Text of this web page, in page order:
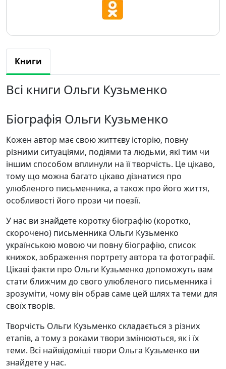
Книги
Всі книги Ольги Кузьменко
Біографія Ольги Кузьменко
Кожен автор має свою життєву історію, повну
різними ситуаціями, подіями та людьми, які тим чи
іншим способом вплинули на її творчість. Це цікаво,
тому що можна багато цікаво дізнатися про
улюбленого письменника, а також про його життя,
особливості його прози чи поезії.
У нас ви знайдете коротку біографію (коротко,
скорочено) письменника Ольги Кузьменко
українською мовою чи повну біографію, список
книжок, зображення портрету автора та фотографії.
Цікаві факти про Ольги Кузьменко допоможуть вам
стати ближчим до свого улюбленого письменника і
зрозуміти, чому він обрав саме цей шлях та теми для
своїх творів.
Творчість Ольги Кузьменко складається з різних
етапів, а тому з роками твори змінюються, як і їх
теми. Всі найвідоміші твори Ольга Кузьменко ви
знайдете у нас.